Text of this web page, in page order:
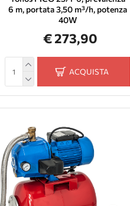
6 m, portata 3,50 m³/h, potenza
40W
€ 273,90
ACQUISTA